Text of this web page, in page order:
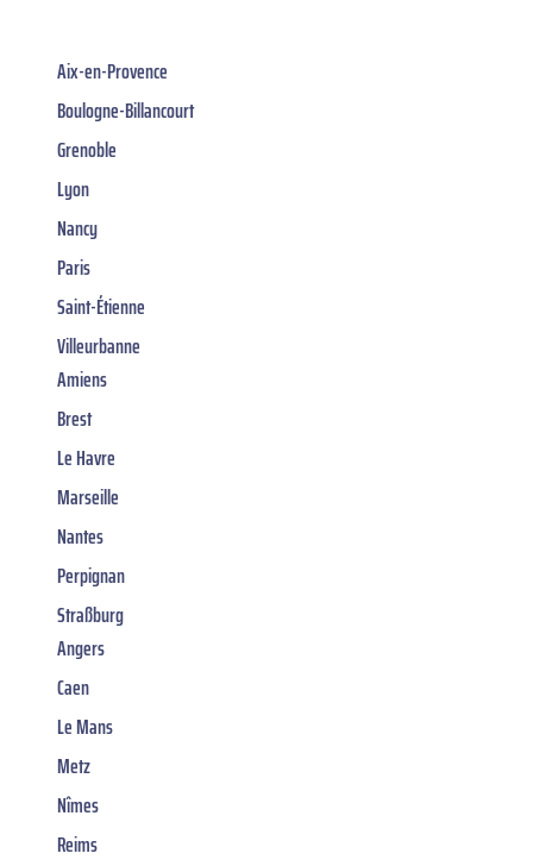
Aix-en-Provence
Boulogne-Billancourt
Grenoble
Lyon
Nancy
Paris
Saint-Étienne
Villeurbanne
Amiens
Brest
Le Havre
Marseille
Nantes
Perpignan
Straßburg
Angers
Caen
Le Mans
Metz
Nîmes
Reims